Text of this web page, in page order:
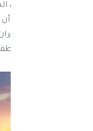
لفت الصحفي كمال
أكد الصحفي سمير
في محافظة
بحبات البرد في